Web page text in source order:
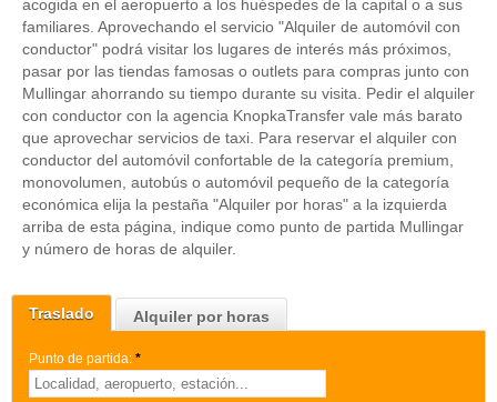
Traslado Alquiler por horas
Punto de partida: *
acogida en el aeropuerto a los huéspedes de la capital o a sus
familiares. Aprovechando el servicio "Alquiler de automóvil con
conductor" podrá visitar los lugares de interés más próximos,
pasar por las tiendas famosas o outlets para compras junto con
Mullingar ahorrando su tiempo durante su visita. Pedir el alquiler
con conductor con la agencia KnopkaTransfer vale más barato
que aprovechar servicios de taxi. Para reservar el alquiler con
conductor del automóvil confortable de la categoría premium,
monovolumen, autobús o automóvil pequeño de la categoría
económica elija la pestaña "Alquiler por horas" a la izquierda
arriba de esta página, indique como punto de partida Mullingar
y número de horas de alquiler.